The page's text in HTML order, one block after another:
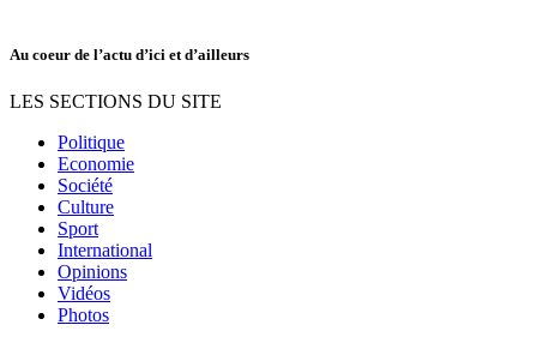
Au coeur de l’actu d’ici et d’ailleurs
LES SECTIONS DU SITE
Politique
Economie
Société
Culture
Sport
International
Opinions
Vidéos
Photos